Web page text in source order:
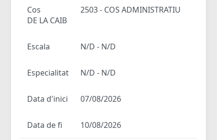
Cos
2503 - COS ADMINISTRATIU
DE LA CAIB
Escala N/D - N/D
Especialitat N/D - N/D
Data d'inici 07/08/2026
Data de fi 10/08/2026